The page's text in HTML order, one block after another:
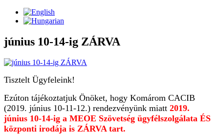
június 10-14-ig ZÁRVA
Tisztelt Ügyfeleink!
Ezúton tájékoztatjuk Önöket, hogy Komárom CACIB
(2019. június 10-11-12.) rendezvényünk miatt 2019.
június 10-14-ig a MEOE Szövetség ügyfélszolgálata ÉS
központi irodája is ZÁRVA tart.